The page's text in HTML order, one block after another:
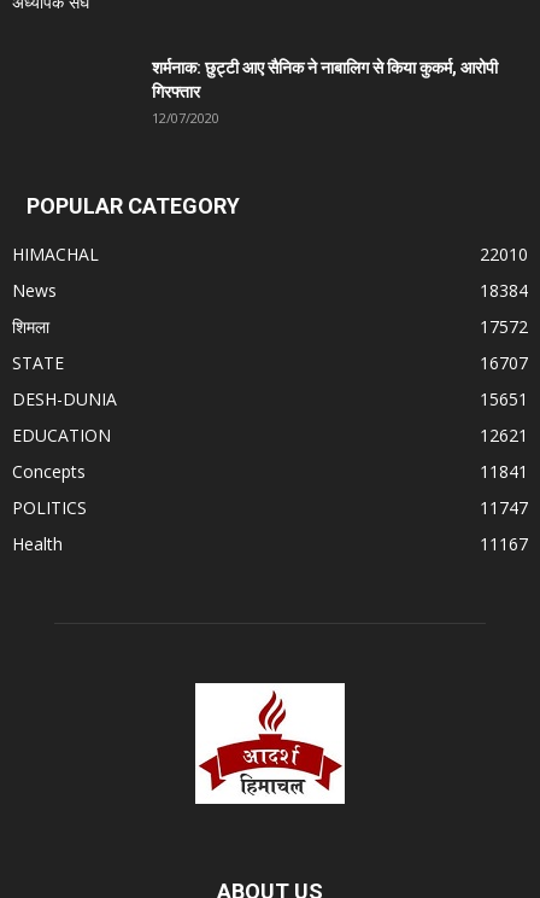
शर्मनाक: छुट्टी आए सैनिक ने नाबालिग से किया कुकर्म, आरोपी
गिरफ्तार
12/07/2020
POPULAR CATEGORY
HIMACHAL
22010
News
18384
शिमला
17572
STATE
16707
DESH-DUNIA
15651
EDUCATION
12621
Concepts
11841
POLITICS
11747
Health
11167
ABOUT US